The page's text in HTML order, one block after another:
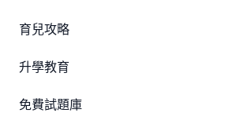
育兒攻略
升學教育
免費試題庫